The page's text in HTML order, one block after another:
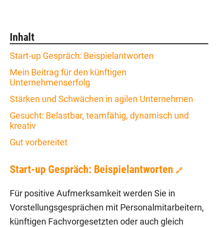
Inhalt
Start-up Gespräch: Beispielantworten
Mein Beitrag für den künftigen
Unternehmenserfolg
Stärken und Schwächen in agilen Unternehmen
Gesucht: Belastbar, teamfähig, dynamisch und
kreativ
Gut vorbereitet
Start-up Gespräch: Beispielantworten 🔗
Für positive Aufmerksamkeit werden Sie in
Vorstellungsgesprächen mit Personalmitarbeitern,
künftigen Fachvorgesetzten oder auch gleich